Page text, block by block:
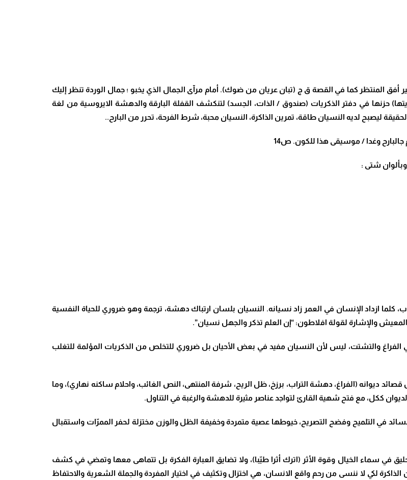
أفق المنتظر كما في القصة ق ج (تبان عريان من ضوك). أمام مرآى الجمال الذي يخبو ؛ جمال الوردة تنظر إليك
حزنها في دفتر الذكريات (صندوق / الذات، الجسد) لتنكشف القفلة البارقة والدهشة الايروسية من لغة
ليصبح لديه النسيان طاقة، تمرين الذاكرة، النسيان محبة، شرط الفرحة، تحرر من البارح..
وغدا / موسيقى هذا للكون. ص14
وبألوان شتى :
كلما ازداد الإنسان في العمر زاد نسيانه. النسيان بلسان ارتباك دهشة، ترجمة وهو ضروري للحياة النفسية
والإشارة لقولة افلاطون: “إن العلم تذكر والجهل نسيان”.
والتشتت، ليس لأن النسيان مفيد في بعض الأحيان بل ضروري للتخلص من الذكريات المؤلمة للتغلب
ديوانه (الفراغ، دهشة التراب، برزخ، ظل الريح، شرفة المنتهى، النص الغائب، واحلام ساكنه نهاري)، وما
ككل، مع فتح شهية القارئ لتواجد عناصر مثيرة للدهشة والرغبة في التناول.
في التلميح وفضح التصريح، خيوطها عصية متمردة وخفيفة الظل والوزن مختزلة لحفر الممرّات واستقبال
في سماء الخيال وقوة الأثر (اترك أثرا طيّبا)، ولا تضايق العبارة الفكرة بل تتماهى معها وتمضي في كشف
لكي لا ننسى من رحم واقع الانسان، هي اختزال وتكثيف في اختيار المفردة والجملة الشعرية والاحتفاظ